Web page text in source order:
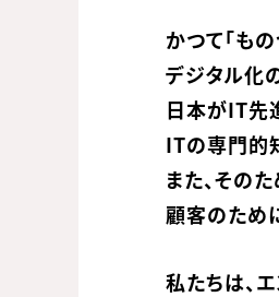
かつて「も
デジタル化
日本がIT先
ITの専門的
また、その
顧客のため
私たちは、